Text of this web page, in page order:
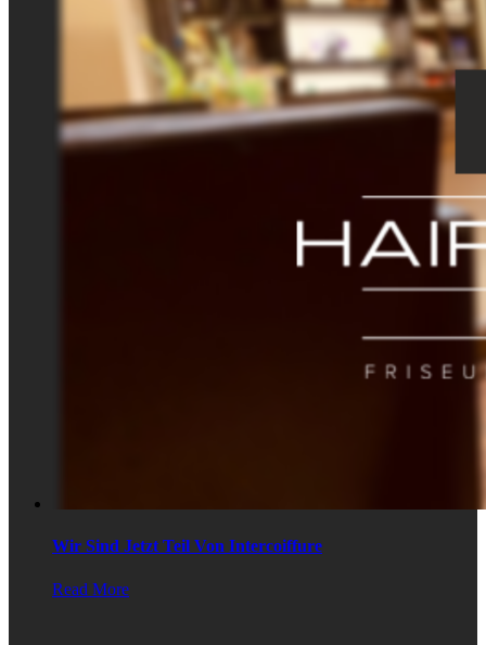
Wir Sind Jetzt Teil Von Intercoiffure
Read More